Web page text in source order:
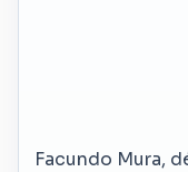
Facundo Mura,